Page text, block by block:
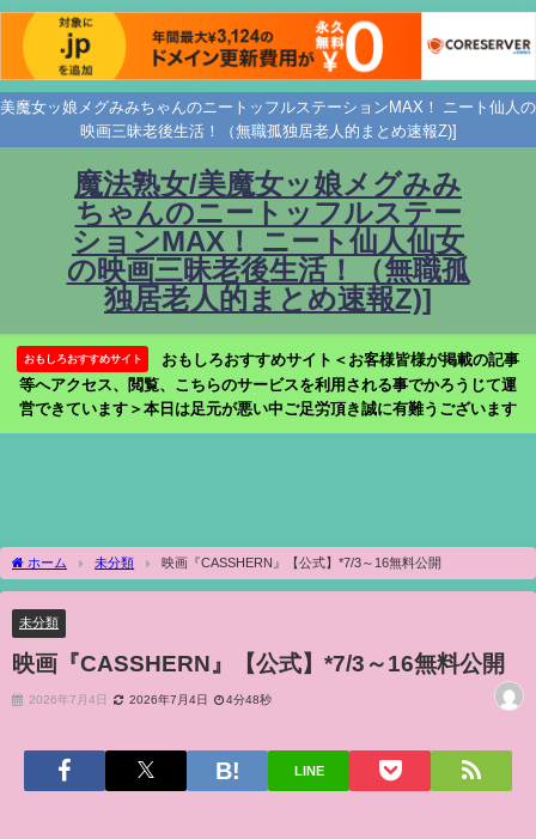
美魔女ッ娘メグみみちゃんのニートッフルステーションMAX！ ニート仙人の
映画三昧老後生活！（無職孤独居老人的まとめ速報Z)]
魔法熟女/美魔女ッ娘メグみみ
ちゃんのニートッフルステー
ションMAX！ ニート仙人仙女
の映画三昧老後生活！（無職孤
独居老人的まとめ速報Z)]
おもしろおすすめサイト
おもしろおすすめサイト＜お客様皆様が掲載の記事
等へアクセス、閲覧、こちらのサービスを利用される事でかろうじて運
営できています＞本日は足元が悪い中ご足労頂き誠に有難うございます
ホーム 未分類 映画『CASSHERN』【公式】*7/3～16無料公開
未分類
映画『CASSHERN』【公式】*7/3～16無料公開
2026年7月4日 2026年7月4日 4分48秒
LINE